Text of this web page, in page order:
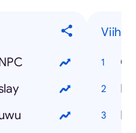
Viihde